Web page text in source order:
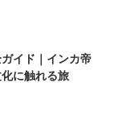
イド｜インカ帝
に触れる旅